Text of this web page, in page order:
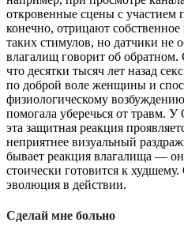
откровенные сцены с
конечно, отрицают
таких стимулов, но датчики не
влагалищ говорит об обратном.
что десятки тысяч лет назад
по доброй воле женщины и
физиологическому
помогала уберечься от травм.
эта защитная реакция
неприятнее визуальный
бывает реакция влагалища —
стоически готовится к
эволюция в действии.
Сделай мне больно